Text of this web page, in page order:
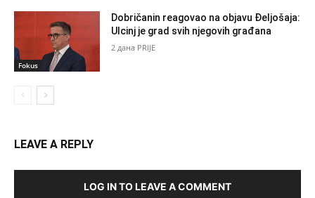
Fokus
Dobričanin reagovao na objavu Đeljošaja:
Ulcinj je grad svih njegovih građana
2 дана PRIJE
LEAVE A REPLY
LOG IN TO LEAVE A COMMENT